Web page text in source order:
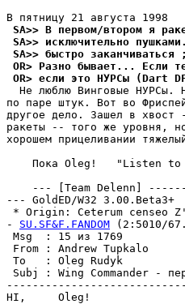
SA>> В первом/втором я
SA>> исключительно
SA>> быстро
OR> Разно бывает... Если
OR> если это НУРСы (Dart
Не люблю Винговые HУРСы.
по паре штyк. Вот во
дpyгое дело. Зашел в
ракеты -- того же ypовня,
хорошем прицеливании
Пока Oleg!   "Listen
--- [Team Delenn]
--- GoldED/W32 3.00.Beta3+
* Origin: Ceterum censeo
- SU.SF&F.FANDOM (2:5010/
Msg
From : Andrew Tupkalo
To   : Oleg Rudyk
Subj : Wing
HI,     Oleg!